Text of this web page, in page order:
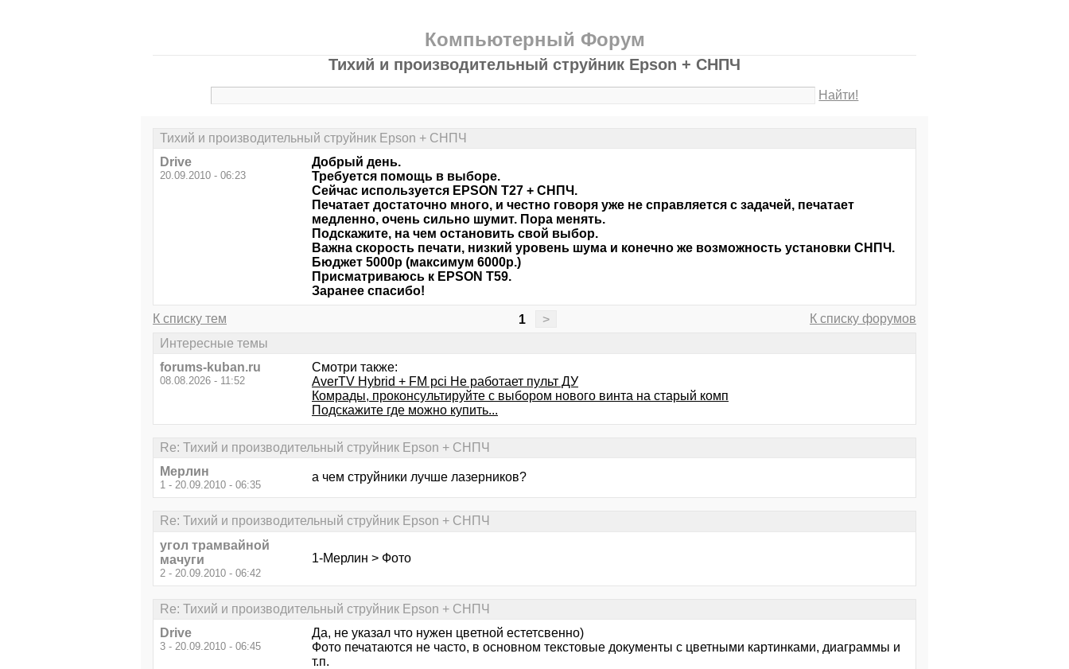
Компьютерный Форум
Тихий и производительный струйник Epson + CНПЧ
Найти!
Тихий и производительный струйник Epson + CНПЧ
Drive
20.09.2010 - 06:23
Добрый день.
Требуется помощь в выборе.
Сейчас используется EPSON T27 + СНПЧ.
Печатает достаточно много, и честно говоря уже не справляется с задачей, печатает
медленно, очень сильно шумит. Пора менять.
Подскажите, на чем остановить свой выбор.
Важна скорость печати, низкий уровень шума и конечно же возможность установки СНПЧ.
Бюджет 5000р (максимум 6000р.)
Присматриваюсь к EPSON T59.
Заранее спасибо!
К списку тем 1 >
К списку форумов
Интересные темы
forums-kuban.ru
08.08.2026 - 11:52
Смотри также:
AverTV Hybrid + FM pci Не работает пульт ДУ
Комрады, проконсультируйте с выбором нового винта на старый комп
Подскажите где можно купить...
Re: Тихий и производительный струйник Epson + CНПЧ
Мерлин
1 - 20.09.2010 - 06:35
а чем струйники лучше лазерников?
Re: Тихий и производительный струйник Epson + CНПЧ
угол трамвайной
мачуги
2 - 20.09.2010 - 06:42
1-Мерлин > Фото
Re: Тихий и производительный струйник Epson + CНПЧ
Drive
3 - 20.09.2010 - 06:45
Да, не указал что нужен цветной естетсвенно)
Фото печатаются не часто, в основном текстовые документы с цветными картинками, диаграммы и
т.п.